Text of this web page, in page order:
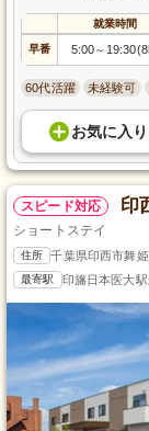
就業時間
早番 5:00～
60代活躍 未経験可
お気に入り
スピード対応 印
ショートステイ
住所 千葉県印西市舞
最寄駅 印旛日本医大